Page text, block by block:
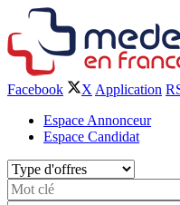
Facebook X Application
Espace Annonceur
Espace Candidat